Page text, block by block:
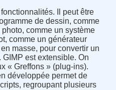
Il peut être
de dessin, comme
comme un système
comme un générateur
masse, pour convertir un
GIMP est extensible. On
« Greffons » (plug-ins).
développée permet de
regroupant plusieurs